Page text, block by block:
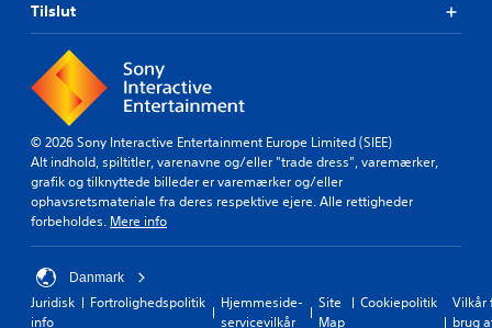
Tilslut
© 2026 Sony Interactive Entertainment Europe Limited (SIEE)
Alt indhold, spiltitler, varenavne og/eller "trade dress", varemærker,
grafik og tilknyttede billeder er varemærker og/eller
ophavsretsmateriale fra deres respektive ejere. Alle rettigheder
forbeholdes. Mere info
Danmark
Juridisk
info
Fortrolighedspolitik
Hjemmeside-
servicevilkår
Site
Map
Cookiepolitik
Vilkår
brug